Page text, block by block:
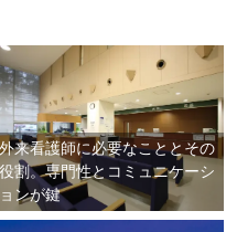
外来看護師に必要なこととその
役割。専門性とコミュニケーシ
ョンが鍵